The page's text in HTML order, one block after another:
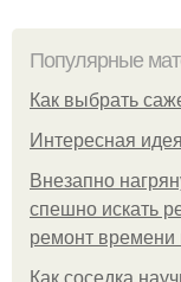
Популярные
Как выбрать
Интересная
Внезапно
спешно искать
ремонт времени
Как соседка